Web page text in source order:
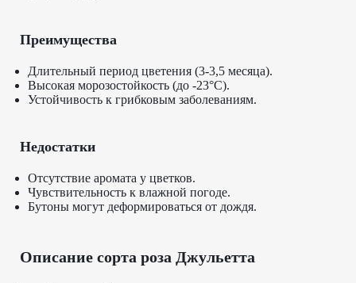
Преимущества
Длительный период цветения (3-3,5 месяца).
Высокая морозостойкость (до -23°C).
Устойчивость к грибковым заболеваниям.
Недостатки
Отсутствие аромата у цветков.
Чувствительность к влажной погоде.
Бутоны могут деформироваться от дождя.
Описание сорта роза Джульетта